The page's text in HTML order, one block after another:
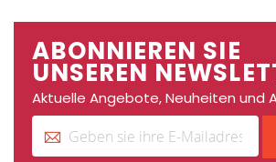
ABONNIEREN SIE
UNSEREN
Aktuelle Angebote, Neuheiten und